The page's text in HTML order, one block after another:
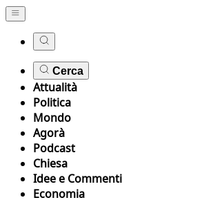
Cerca
Attualità
Politica
Mondo
Agorà
Podcast
Chiesa
Idee e Commenti
Economia